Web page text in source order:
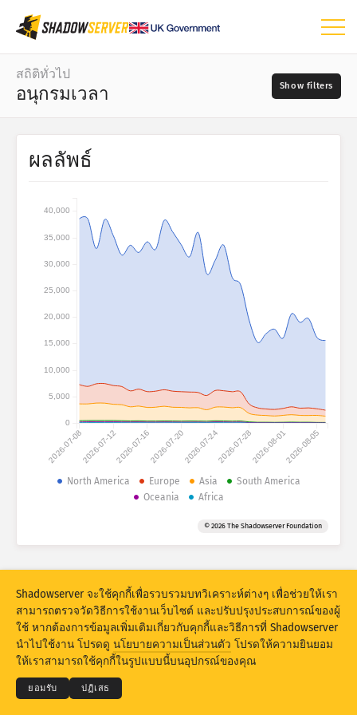
แดชบอร์ด
สถิติทั่วไป
แผนที่โลก
แผนที่ภูมิภาค
แผนภาพต้นไม้
อนุกรมเวลา
การแสดงข้อมูลด้วยภาพ
สถิติทั่วไป
อนุกรมเวลา
ช่วงวัน
ความร้ายแรง
แท็ก
อัปเดต รีเซ็ต
ดาวน์โหลดแบบ PNG
ผลลัพธ์
2026-07-082026-07-122026-07-162026-07-202026-07-242026-07-282026-08-012026-08-05
0
5,000
10,000
15,000
20,000
25,000
30,000
35,000
40,000
North America Europe Asia
South America
Oceania
Africa
© 2026 The Shadowserver Foundation
© 2026THE SHADOWSERVER FOUNDATION
ความเป็นส่วนตัวและข้อกำหนด
ติดต่อเรา เครดิต
Shadowserver จะใช้คุกกี้เพื่อรวบรวมบทวิเคราะห์ต่างๆ เพื่อช่วยให้เรา
สามารถตรวจวัดวิธีการใช้งานเว็บไซต์ และปรับปรุงประสบการณ์ของผู้
ใช้ หากต้องการข้อมูลเพิ่มเติมเกี่ยวกับคุกกี้และวิธีการที่ Shadowserver
นำไปใช้งาน โปรดดู นโยบายความเป็นส่วนตัว โปรดให้ความยินยอม
ให้เราสามารถใช้คุกกี้ในรูปแบบนี้บนอุปกรณ์ของคุณ
ยอมรับ ปฏิเสธ